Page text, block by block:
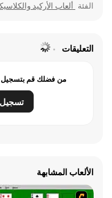
الفئة ألعاب الأركيد
التعليقات
من فضلك قم بتسجيل
تسجيل
الألعاب المشابهة